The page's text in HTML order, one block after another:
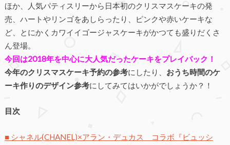
ほか、人気パティスリーから日本初のクリスマスケーキの発
売、ハートやリンゴをあしらったり、ピンクや赤いケーキな
ど、とにかくカワイイゴージャスケーキがかつても盛りだくさ
ん登場。
今回は2018年を中心に大人気だったケーキをプレイバック！
今年のクリスマスケーキ予約の参考にしたり、 おうち時間のケ
ーキ作りのデザイン参考にしてみてはいかがでしょうか？！
目次
■ シャネル(CHANEL)×アラン・デュカス コラボ『ビュッシ